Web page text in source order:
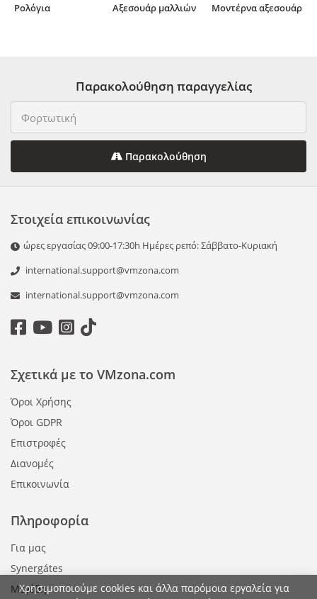
Ρολόγια
Αξεσουάρ μαλλιών Μοντέρνα αξεσουάρ
Χρησιμοποιούμε cookies και άλλα παρόμοια εργαλεία για
Παρακολούθηση παραγγελίας
Παρακολούθηση
Στοιχεία επικοινωνίας
ώρες εργασίας 09:00-17:30h Ημέρες ρεπό: Σάββατο-Κυριακή
international.support@vmzona.com
international.support@vmzona.com
Πληροφορία
Για μας
Synergátes
Μεγέθη
Σχετικά με το VMzona.com
Όροι Χρήσης
Όροι GDPR
Επιστροφές
Διανομές
Επικοινωνία